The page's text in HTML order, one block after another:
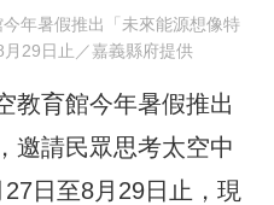
年暑假推出「未來能源想像特
29日止／嘉義縣府提供
教育館今年暑假推出
邀請民眾思考太空中
日至8月29日止，現